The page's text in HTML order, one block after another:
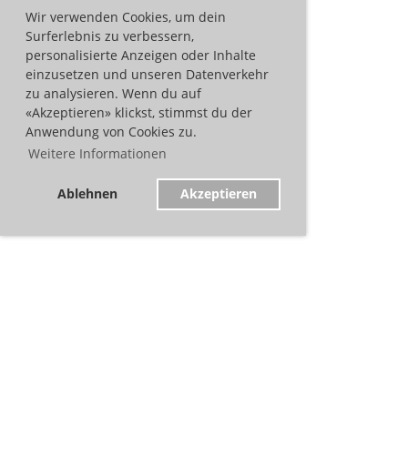
Wir verwenden Cookies, um dein
Surferlebnis zu verbessern,
personalisierte Anzeigen oder Inhalte
einzusetzen und unseren Datenverkehr
zu analysieren. Wenn du auf
«Akzeptieren» klickst, stimmst du der
Anwendung von Cookies zu.
Weitere Informationen
Ablehnen Akzeptieren